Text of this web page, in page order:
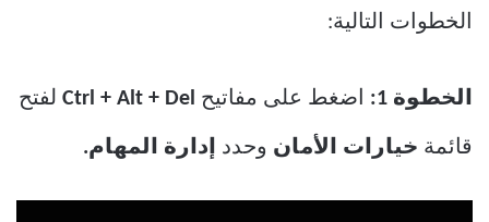
الخطوات التالية:
الخطوة 1: اضغط على مفاتيح لفتح
قائمة خيارات الأمان وحدد إدارة المهام.